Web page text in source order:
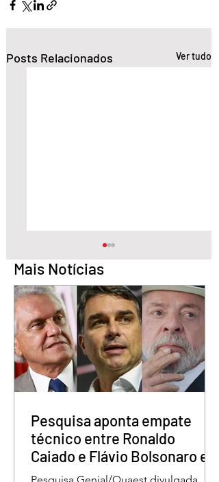
Posts Relacionados Ver tudo
STF condena Eduardo
Bolsonaro a
inelegibilidade e a 4
anos de prisão
Mais Notícias
Pesquisa aponta empate
técnico entre Ronaldo
Caiado e Flávio Bolsonaro em
Goiás